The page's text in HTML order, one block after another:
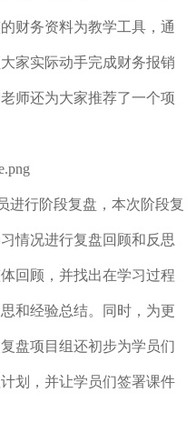
财务资料为教学工具，通
家实际动手完成财务报销
师还为大家推荐了一个项
进行阶段复盘，本次阶段复
情况进行复盘回顾和反思
回顾，并找出在学习过程
和经验总结。同时，为更
盘项目组还初步为学员们
划，并让学员们签署课件